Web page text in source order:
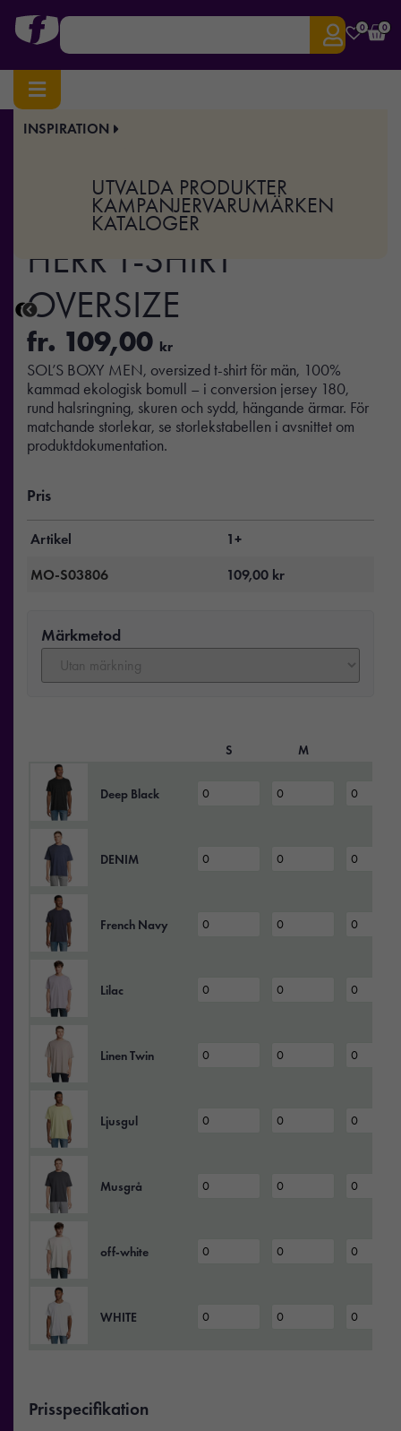
0 0
INSPIRATION
UTVALDA PRODUKTER
KAMPANJERVARUMÄRKEN
KATALOGER
Hem/Profilkläder/T-shirts & Toppar
BOXY MEN – BOXY
HERR T-SHIRT
OVERSIZE
fr. 109,00 kr
SOL’S BOXY MEN, oversized t-shirt för män, 100%
kammad ekologisk bomull – i conversion jersey 180,
rund halsringning, skuren och sydd, hängande ärmar. För
matchande storlekar, se storlekstabellen i avsnittet om
produktdokumentation.
Pris
Artikel
1+
MO-S03806
109,00 kr
Märkmetod
S M
Deep Black
DENIM
French Navy
Lilac
Linen Twin
Ljusgul
Musgrå
off‑white
WHITE
Prisspecifikation